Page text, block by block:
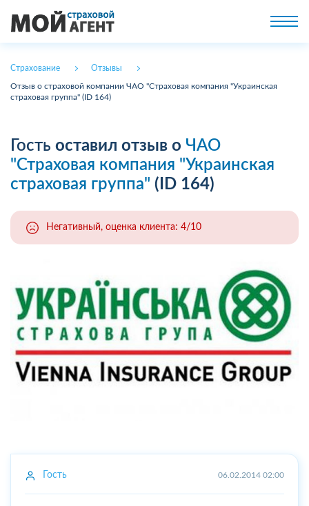
Страхование Отзывы
Отзыв о страховой компании ЧАО "Страховая компания "Украинская
страховая группа" (ID 164)
Гость оставил отзыв о ЧАО
"Страховая компания "Украинская
страховая группа" (ID 164)
Негативный, оценка клиента: 4/10
Гость 06.02.2014 02:00